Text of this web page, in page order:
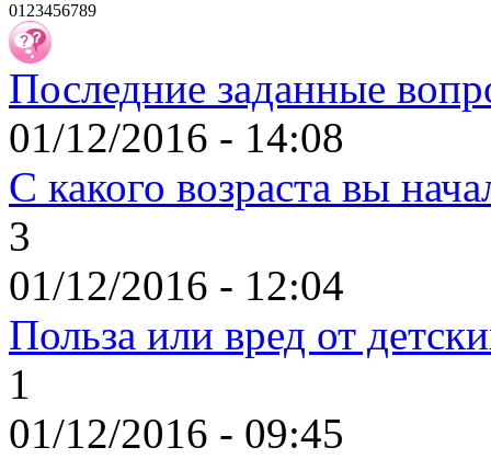
01 23456789
Последние заданные
01/12/2016 - 14:08
С какого возраста вы
3
01/12/2016 - 12:04
Польза или вред от
1
01/12/2016 - 09:45